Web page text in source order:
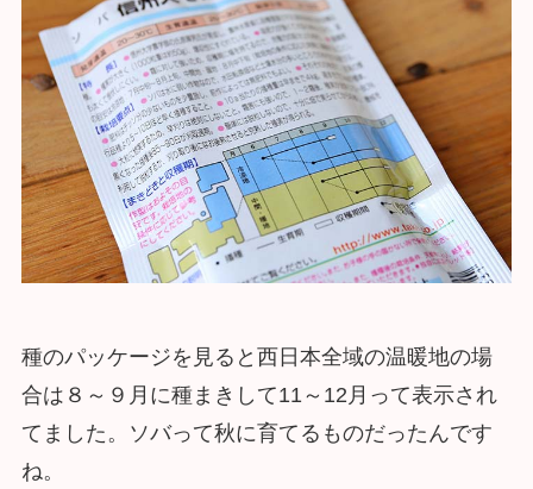
種のパッケージを見ると西日本全域の温暖地の場
合は８～９月に種まきして11～12月って表示され
てました。ソバって秋に育てるものだったんです
ね。